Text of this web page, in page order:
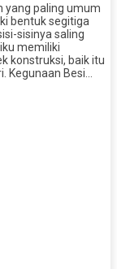
yang paling umum
bentuk segitiga
sisinya saling
memiliki
konstruksi, baik itu
Besi…